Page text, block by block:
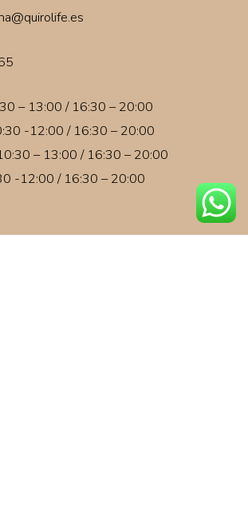
– 13:00 / 16:30 – 20:00
-12:00 / 16:30 – 20:00
– 13:00 / 16:30 – 20:00
-12:00 / 16:30 – 20:00